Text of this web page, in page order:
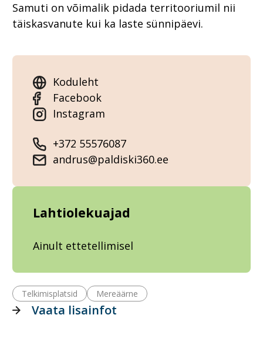
Samuti on võimalik pidada territooriumil nii
täiskasvanute kui ka laste sünnipäevi.
Koduleht
Facebook
Instagram
+372 55576087
andrus@paldiski360.ee
Lahtiolekuajad
Ainult ettetellimisel
Telkimisplatsid Mereäärne
Vaata lisainfot